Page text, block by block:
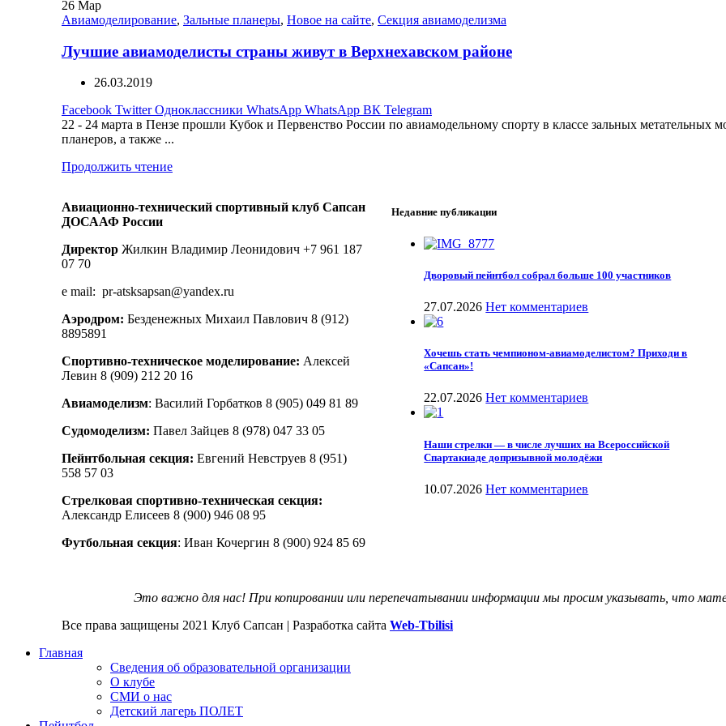
26 Мар
Авиамоделирование, Зальные планеры, Новое на сайте, Секция авиамоделизма
Лучшие авиамоделисты страны живут в Верхнехавском районе
26.03.2019
Facebook Twitter Одноклассники WhatsApp WhatsApp ВК Telegram
22 - 24 марта в Пензе прошли Кубок и Первенство России по авиамодельному спорту в классе зальных метательных
планеров, а также ...
Продолжить чтение
Авиационно-технический спортивный клуб Сапсан
ДОСААФ России
Директор Жилкин Владимир Леонидович +7 961 187
07 70
e mail: pr-atsksapsan@yandex.ru
Аэродром: Безденежных Михаил Павлович 8 (912)
8895891
Спортивно-техническое моделирование: Алексей
Левин 8 (909) 212 20 16
Авиамоделизм: Василий Горбатков 8 (905) 049 81 89
Судомоделизм: Павел Зайцев 8 (978) 047 33 05
Пейнтбольная секция: Евгений Невструев 8 (951)
558 57 03
Стрелковая спортивно-техническая секция:
Александр Елисеев 8 (900) 946 08 95
Футбольная секция: Иван Кочергин 8 (900) 924 85 69
Недавние публикации
Дворовый пейнтбол собрал больше 100 участников
27.07.2026 Нет комментариев
Хочешь стать чемпионом-авиамоделистом? Приходи в
«Сапсан»!
22.07.2026 Нет комментариев
Наши стрелки — в числе лучших на Всероссийской
Спартакиаде допризывной молодёжи
10.07.2026 Нет комментариев
Это важно для нас! При копировании или перепечатывании информации мы просим указывать, что
Все права защищены 2021 Клуб Сапсан | Разработка сайта Web-Tbilisi
Главная
Сведения об образовательной организации
О клубе
СМИ о нас
Детский лагерь ПОЛЕТ